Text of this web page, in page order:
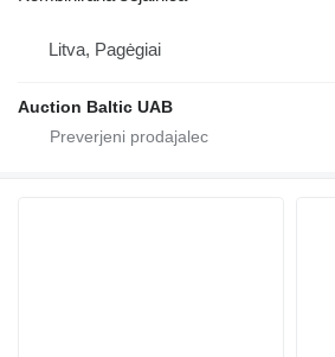
Litva, Pagėgiai
Auction Baltic UAB